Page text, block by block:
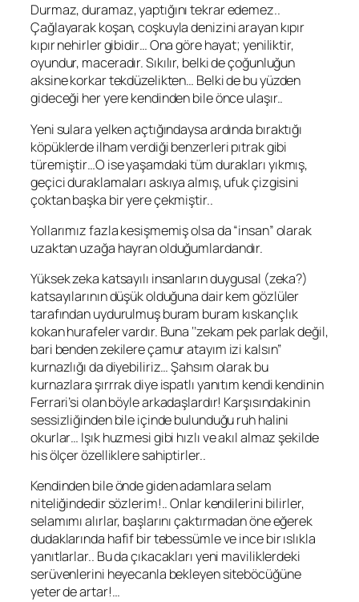
Durmaz, duramaz, yaptığını tekrar edemez..
Çağlayarak koşan, coşkuyla denizini arayan kıpır
kıpır nehirler gibidir… Ona göre hayat; yeniliktir,
oyundur, maceradır. Sıkılır, belki de çoğunluğun
aksine korkar tekdüzelikten… Belki de bu yüzden
gideceği her yere kendinden bile önce ulaşır..
Yeni sulara yelken açtığındaysa ardında bıraktığı
köpüklerde ilham verdiği benzerleri pıtrak gibi
türemiştir…O ise yaşamdaki tüm durakları yıkmış,
geçici duraklamaları askıya almış, ufuk çizgisini
çoktan başka bir yere çekmiştir..
Yollarımız fazla kesişmemiş olsa da “insan” olarak
uzaktan uzağa hayran olduğumlardandır.
Yüksek zeka katsayılı insanların duygusal (zeka?)
katsayılarının düşük olduğuna dair kem gözlüler
tarafından uydurulmuş buram buram kıskançlık
kokan hurafeler vardır. Buna ‘’zekam pek parlak değil,
bari benden zekilere çamur atayım izi kalsın’’
kurnazlığı da diyebiliriz… Şahsım olarak bu
kurnazlara şırrrak diye ispatlı yanıtım kendi kendinin
Ferrari’si olan böyle arkadaşlardır! Karşısındakinin
sessizliğinden bile içinde bulunduğu ruh halini
okurlar… Işık huzmesi gibi hızlı ve akıl almaz şekilde
his ölçer özelliklere sahiptirler..
Kendinden bile önde giden adamlara selam
niteliğindedir sözlerim!.. Onlar kendilerini bilirler,
selamımı alırlar, başlarını çaktırmadan öne eğerek
dudaklarında hafif bir tebessümle ve ince bir ıslıkla
yanıtlarlar.. Bu da çıkacakları yeni maviliklerdeki
serüvenlerini heyecanla bekleyen siteböcüğüne
yeter de artar!…